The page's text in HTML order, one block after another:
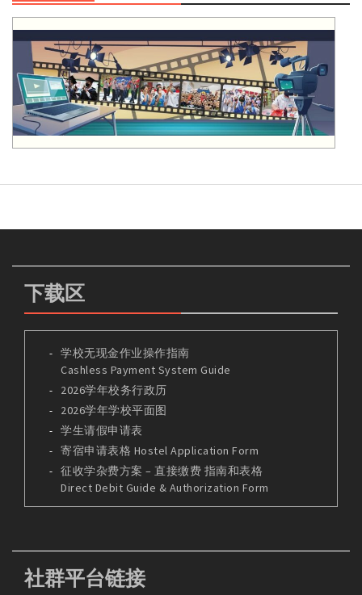
下载区
学校无现金作业操作指南
Cashless Payment System Guide
2026学年校务行政历
2026学年学校平面图
学生请假申请表
寄宿申请表格 Hostel Application Form
征收学杂费方案 – 直接缴费 指南和表格
Direct Debit Guide & Authorization Form
社群平台链接